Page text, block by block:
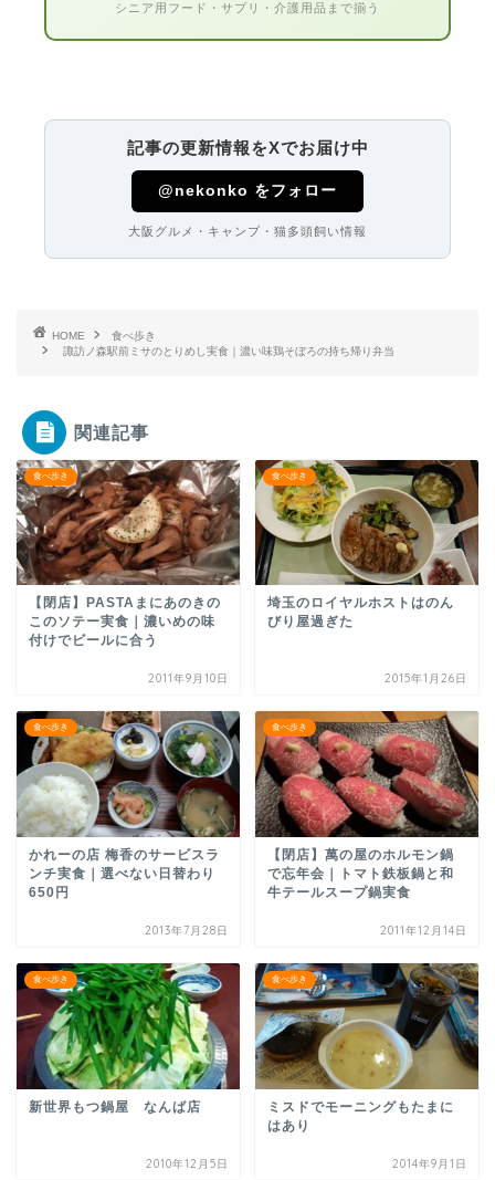
シニア用フード・サプリ・介護用品まで揃う
記事の更新情報をXでお届け中
@nekonko をフォロー
大阪グルメ・キャンプ・猫多頭飼い情報
HOME
食べ歩き
諏訪ノ森駅前ミサのとりめし実食｜濃い味鶏そぼろの持ち帰り弁当
関連記事
食べ歩き
【閉店】PASTAまにあのきの
このソテー実食｜濃いめの味
付けでビールに合う
2011年9月10日
食べ歩き
埼玉のロイヤルホストはのん
びり屋過ぎた
2015年1月26日
食べ歩き
かれーの店 梅香のサービスラ
ンチ実食｜選べない日替わり
650円
2013年7月28日
食べ歩き
【閉店】萬の屋のホルモン鍋
で忘年会｜トマト鉄板鍋と和
牛テールスープ鍋実食
2011年12月14日
食べ歩き
新世界もつ鍋屋 なんば店
2010年12月5日
食べ歩き
ミスドでモーニングもたまに
はあり
2014年9月1日